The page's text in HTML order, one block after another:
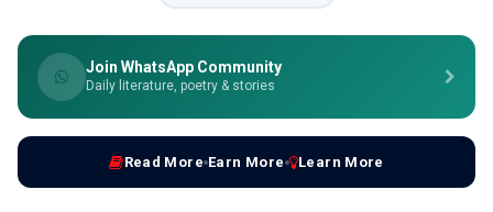
Join WhatsApp Community
Daily literature, poetry & stories
Read More Earn More Learn More